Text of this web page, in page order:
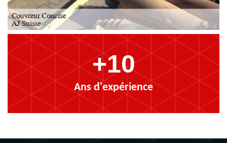
+10
Ans d'expérience